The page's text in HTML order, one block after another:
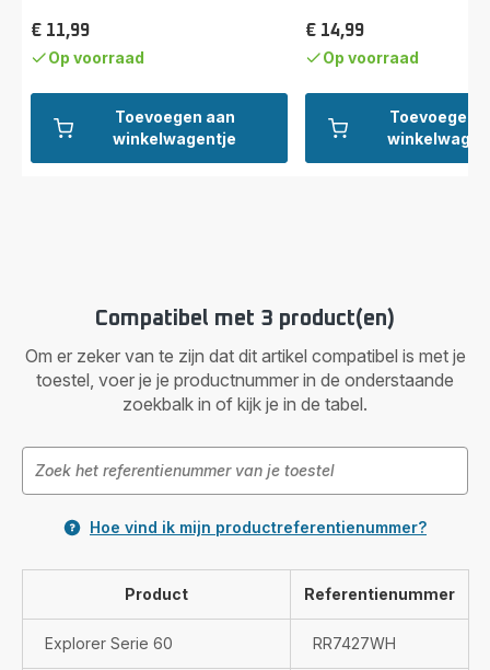
Toevoegen aan
winkelwagentje
Prijs
€ 11,99
Op voorraad
Toevoegen
Prijs
€ 14,99
Op voorraad
Compatibel met 3 product(en)
Om er zeker van te zijn dat dit artikel compatibel is met je
toestel, voer je je productnummer in de onderstaande
zoekbalk in of kijk je in de tabel.
Hoe vind ik mijn productreferentienummer?
Product Referentienummer
Explorer Serie 60 RR7427WH